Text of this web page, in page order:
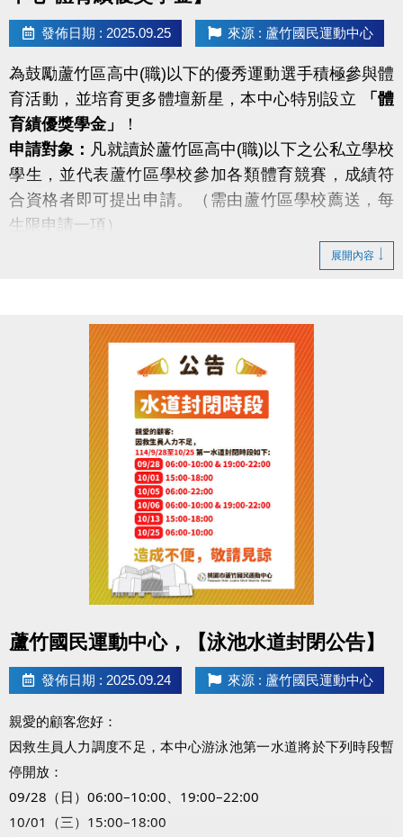
發佈日期 : 2025.09.25 來源 : 蘆竹國民運動中心
為鼓勵蘆竹區高中(職)以下的優秀運動選手積極參與體
育活動，並培育更多體壇新星，本中心特別設立 「體
育績優獎學金」
！
申請對象： 凡就讀於蘆竹區高中(職)以下之公私立學校
學生，並代表蘆竹區學校參加各類體育競賽，成績符
合資格者即可提出申請。（需由蘆竹區學校薦送，每
生限申請一項）
自 113/8/1 至 114/7/31 間，代表國家或桃
園市參加國際性及全國性運動賽事，表現優異的同學
包含：奧運、亞運、全國運動會、全中運、大專盃、
全國性單項賽事等。（詳細規範請掃QR碼看申請辦
即日起接受申請！ 歡迎各校推薦優秀選手，共同為蘆
竹區體壇注入更多能量~
申請辦法：
https://drive.google.com/drive/folders/
usp=drive_link
展開內容
蘆竹國民運動中心，【泳池水道封閉公告】
發佈日期 : 2025.09.24 來源 : 蘆竹國民運動中心
親愛的顧客您好：
因救生員人力調度不足，本中心游泳池第一水道將於下列時段暫
停開放：
09/28（日）06:00–10:00、19:00–22:00
10/01（三）15:00–18:00